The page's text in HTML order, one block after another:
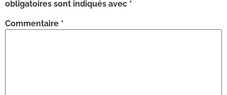
obligatoires sont indiqués avec *
Commentaire *